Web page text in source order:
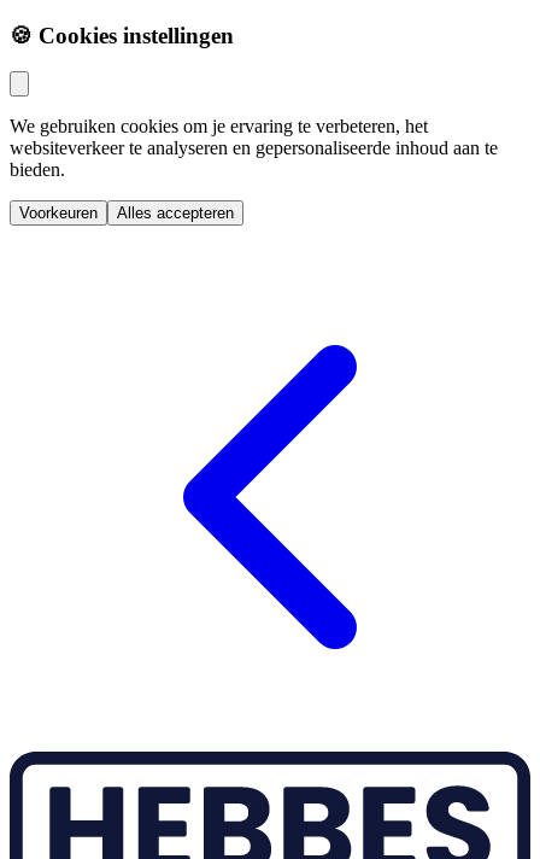
🍪 Cookies instellingen
We gebruiken cookies om je ervaring te verbeteren, het
websiteverkeer te analyseren en gepersonaliseerde inhoud aan te
bieden.
Voorkeuren Alles accepteren